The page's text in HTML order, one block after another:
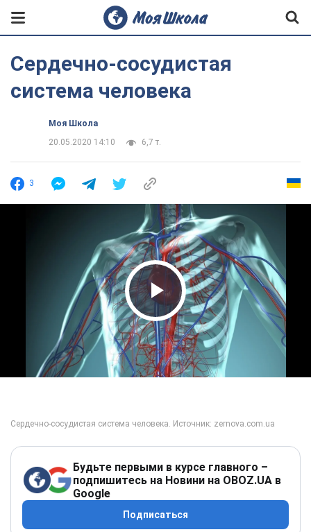
Сердечно-сосудистая
система человека
Моя Школа
20.05.2020 14:10
6,7 т.
3
Play Video
Будьте первыми в курсе главного –
подпишитесь на Новини на OBOZ.UA в
Google
Подписаться